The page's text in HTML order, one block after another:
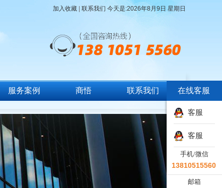
加入收藏 联系我们 今天是:2026年8月9日 星期日
服务案例 商悟 联系我们 在线客服
客服
客服
手机/微信
13810515560
邮箱